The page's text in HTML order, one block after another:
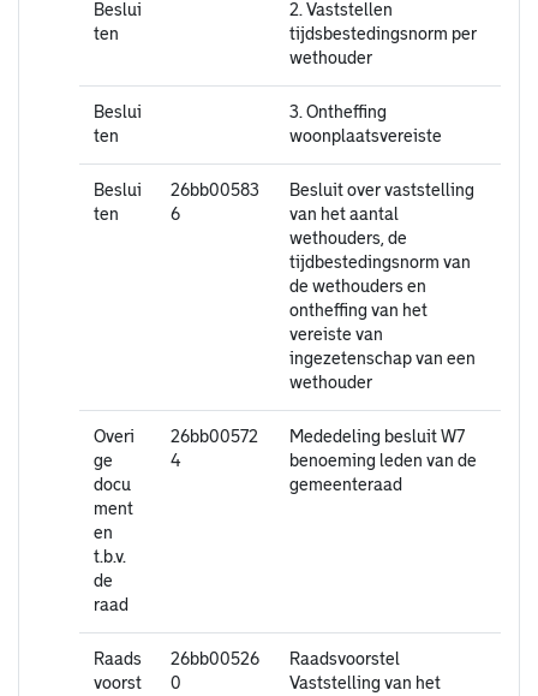
Beslui
ten
2. Vaststellen
tijdsbestedingsnorm per
wethouder
Beslui
ten
3. Ontheffing
woonplaatsvereiste
Beslui
ten
26bb00583
6
Besluit over vaststelling
van het aantal
wethouders, de
tijdbestedingsnorm van
de wethouders en
ontheffing van het
vereiste van
ingezetenschap van een
wethouder
Overi
ge
docu
ment
en
t.b.v.
de
raad
26bb00572
4
Mededeling besluit W7
benoeming leden van de
gemeenteraad
Raads
voorst
26bb00526
0
Raadsvoorstel
Vaststelling van het